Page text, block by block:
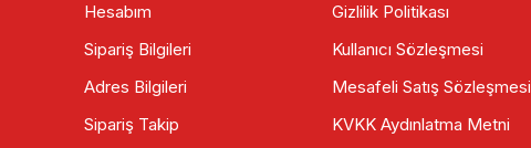
Hesabım
Sipariş Bilgileri
Adres Bilgileri
Sipariş Takip
Gizlilik Politikası
Kullanıcı Sözleşmesi
Mesafeli Satış Sözleşmesi
KVKK Aydınlatma Metni